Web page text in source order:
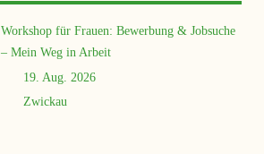
Workshop für Frauen: Bewerbung & Jobsuche
– Mein Weg in Arbeit
19. Aug. 2026
Zwickau